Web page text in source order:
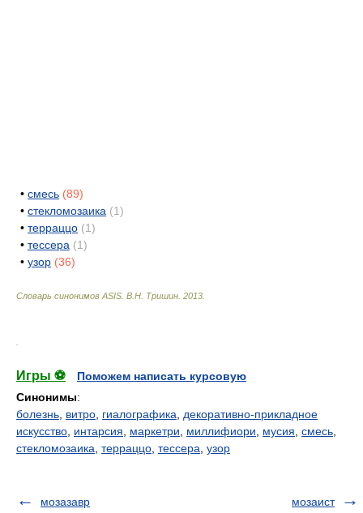
• смесь (89)
• стекломозаика (1)
• терраццо (1)
• тессера (1)
• узор (36)
Словарь синонимов ASIS. В.Н. Тришин 2013
Игры ⚽
Поможем написать курсовую
Синонимы:
болезнь витро гиалографика
декоративно-прикладное
искусство интарсия маркетри миллифиори мусия смесь
стекломозаика терраццо тессера узор
мозазавр мозаист